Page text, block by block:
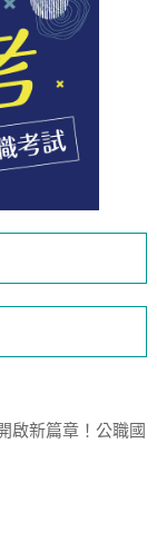
啟新篇章！公職國